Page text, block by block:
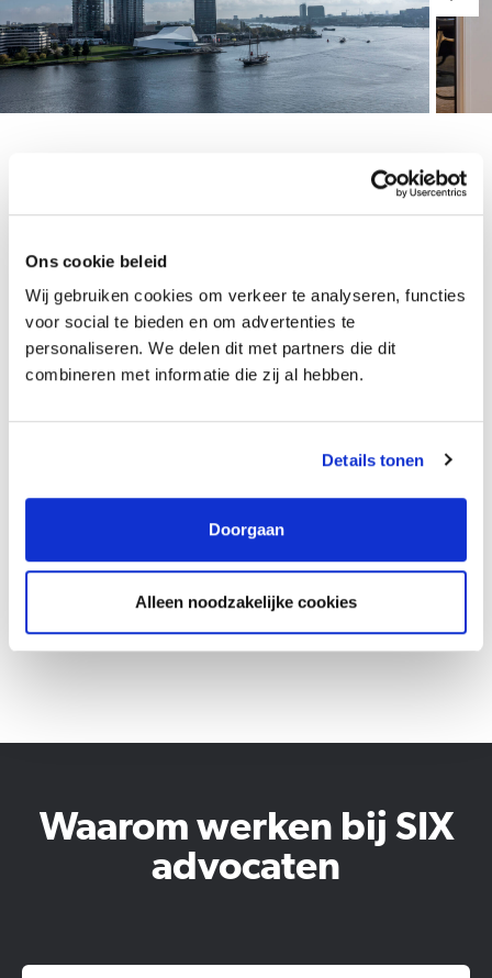
Ons cookie beleid
Wij gebruiken cookies om verkeer te analyseren, functies
voor social te bieden en om advertenties te
personaliseren. We delen dit met partners die dit
combineren met informatie die zij al hebben.
Details tonen
Doorgaan
Alleen noodzakelijke cookies
Ontwikkelen binnen de
Binnen SIX heb je de vrijheid om jezelf als Advocaat en op
specialisatie-opleiding te volgen, zoals Grotius. Ook is het mogelijk
Waarom werken bij SIX
advocaten